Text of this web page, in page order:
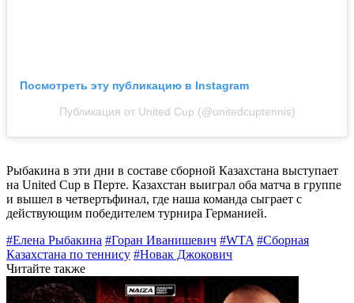
Посмотреть эту публикацию в Instagram
Публикация от United Cup (@unitedcuptennis)
Рыбакина в эти дни в составе сборной Казахстана выступает
на United Cup в Перте. Казахстан выиграл оба матча в группе
и вышел в четвертьфинал, где наша команда сыграет с
действующим победителем турнира Германией.
#Елена Рыбакина #Горан Иванишевич #WTA #Сборная
Казахстана по теннису #Новак Джокович
Читайте также